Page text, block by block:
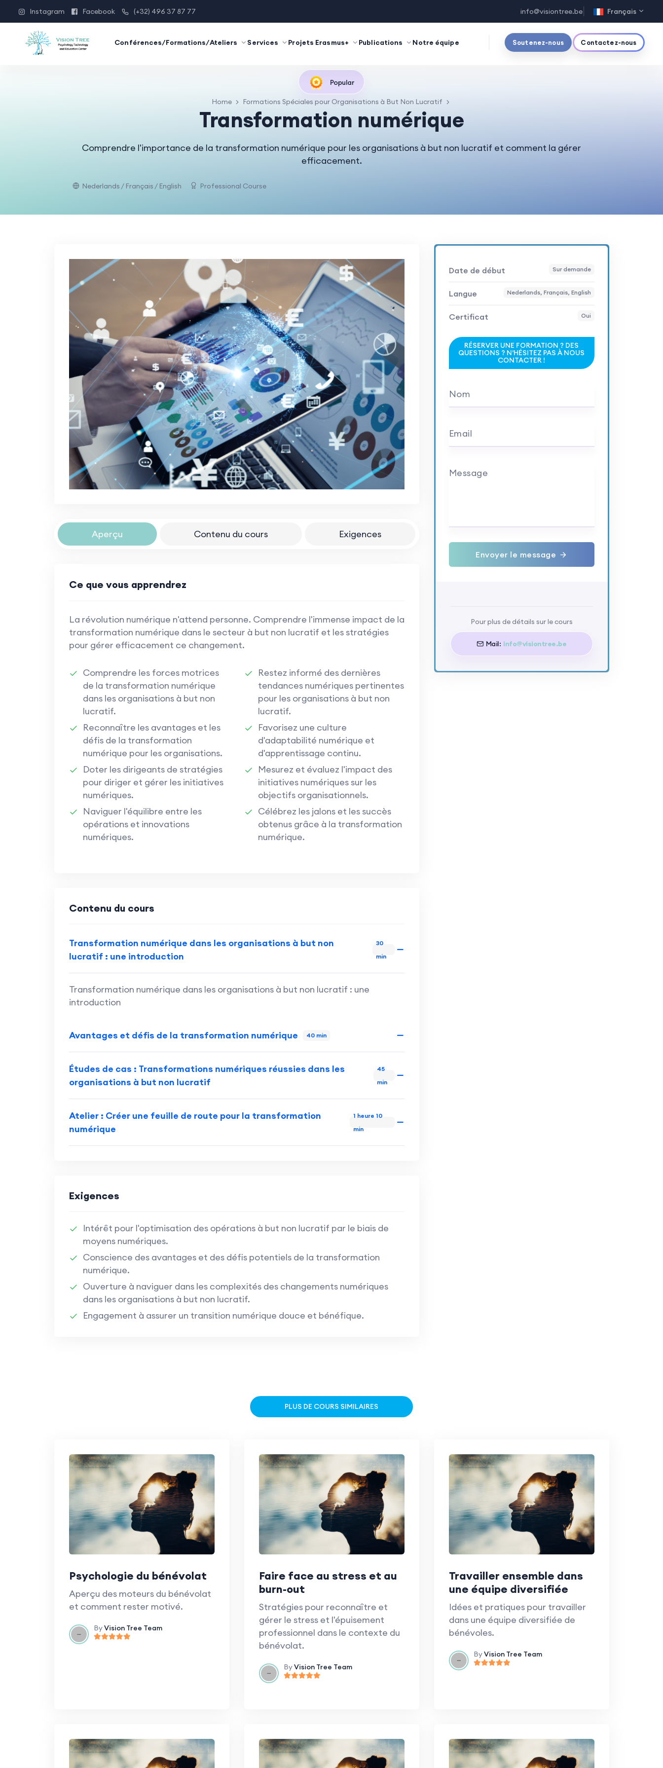
Instagram Facebook (+32) 496 37 87 77 info@visiontree.be Français
Conférences/Formations/Ateliers Services Projets Erasmus+ Publications Notre équipe Soutenez-nous Contactez-nous
Popular
Home Formations Spéciales pour Organisations à But Non Lucratif
Transformation numérique
Comprendre l'importance de la transformation numérique pour les organisations à but non lucratif et comment la gérer
efficacement.
Nederlands / Français / English Professional Course
Aperçu Contenu du cours Exigences
Ce que vous apprendrez
La révolution numérique n'attend personne. Comprendre l'immense impact de la
transformation numérique dans le secteur à but non lucratif et les stratégies
pour gérer efficacement ce changement.
Comprendre les forces motrices
de la transformation numérique
dans les organisations à but non
lucratif.
Reconnaître les avantages et les
défis de la transformation
numérique pour les organisations.
Doter les dirigeants de stratégies
pour diriger et gérer les initiatives
numériques.
Naviguer l'équilibre entre les
opérations et innovations
numériques.
Restez informé des dernières
tendances numériques pertinentes
pour les organisations à but non
lucratif.
Favorisez une culture
d'adaptabilité numérique et
d'apprentissage continu.
Mesurez et évaluez l'impact des
initiatives numériques sur les
objectifs organisationnels.
Célébrez les jalons et les succès
obtenus grâce à la transformation
numérique.
Contenu du cours
Transformation numérique dans les organisations à but non
lucratif : une introduction
30
min
Transformation numérique dans les organisations à but non lucratif : une
introduction
Avantages et défis de la transformation numérique 40 min
Études de cas : Transformations numériques réussies dans les
organisations à but non lucratif
45
min
Atelier : Créer une feuille de route pour la transformation
numérique
1 heure 10
min
Exigences
Intérêt pour l'optimisation des opérations à but non lucratif par le biais de
moyens numériques.
Conscience des avantages et des défis potentiels de la transformation
numérique.
Ouverture à naviguer dans les complexités des changements numériques
dans les organisations à but non lucratif.
Engagement à assurer un transition numérique douce et bénéfique.
Date de début Sur demande
Langue Nederlands, Français, English
Certificat Oui
RÉSERVER UNE FORMATION ? DES
QUESTIONS ? N'HÉSITEZ PAS À NOUS
CONTACTER !
Nom
Email
Message
Envoyer le message
Pour plus de détails sur le cours
Mail: info@visiontree.be
PLUS DE COURS SIMILAIRES
Psychologie du bénévolat
Aperçu des moteurs du bénévolat
et comment rester motivé.
ByVision Tree Team
Faire face au stress et au
burn-out
Stratégies pour reconnaître et
gérer le stress et l'épuisement
professionnel dans le contexte du
bénévolat.
ByVision Tree Team
Travailler ensemble dans
une équipe diversifiée
Idées et pratiques pour travailler
dans une équipe diversifiée de
bénévoles.
ByVision Tree Team